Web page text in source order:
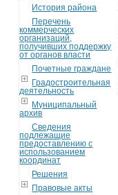
История района
Перечень
коммерческих
организаций,
получивших поддержку
от органов власти
Почетные граждане
Градостроительная
деятельность
Муниципальный
архив
Сведения
подлежащие
предоставлению с
использованием
координат
Решения
Правовые акты